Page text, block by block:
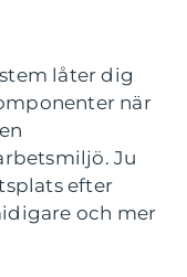
låter dig
när
Ju
efter
och mer